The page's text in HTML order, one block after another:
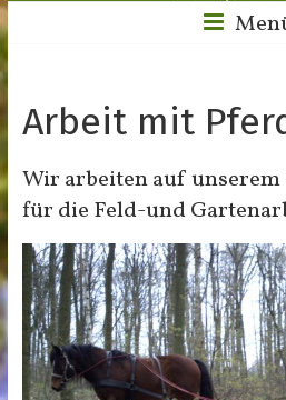
Arbeit mit
Wir arbeiten auf
für die Feld-und